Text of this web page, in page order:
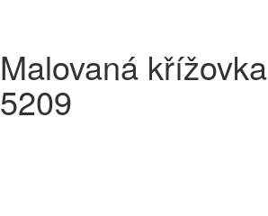
Malovaná křížovka
5209